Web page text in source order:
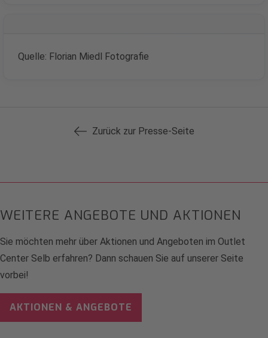
Quelle: Florian Miedl Fotografie
Zurück zur Presse-Seite
WEITERE ANGEBOTE UND AKTIONEN
Sie möchten mehr über Aktionen und Angeboten im Outlet
Center Selb erfahren? Dann schauen Sie auf unserer Seite
vorbei!
AKTIONEN & ANGEBOTE